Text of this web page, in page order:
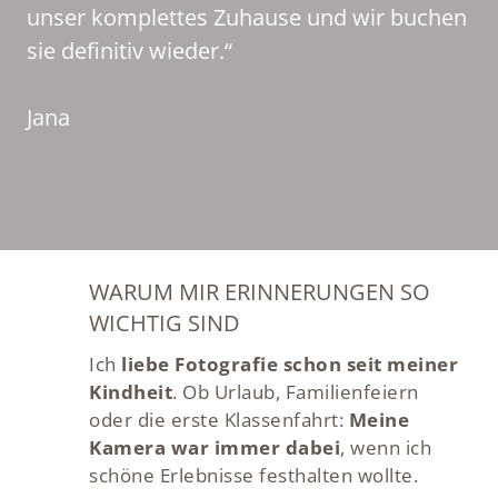
unser komplettes Zuhause und wir buchen
sie definitiv wieder.“
Jana
WARUM MIR ERINNERUNGEN SO
WICHTIG SIND
Ich liebe Fotografie schon seit meiner
Kindheit. Ob Urlaub, Familienfeiern
oder die erste Klassenfahrt: Meine
Kamera war immer dabei, wenn ich
schöne Erlebnisse festhalten wollte.